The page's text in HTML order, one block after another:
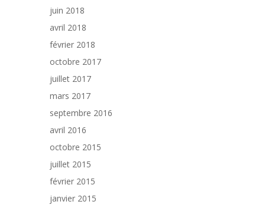
juin 2018
avril 2018
février 2018
octobre 2017
juillet 2017
mars 2017
septembre 2016
avril 2016
octobre 2015
juillet 2015
février 2015
janvier 2015